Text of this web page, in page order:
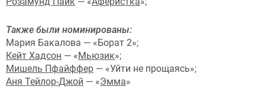
Также были номинированы:
Мария Бакалова — «Борат 2»;
Кейт Хадсон — «Мьюзик»;
Мишель Пфайффер — «Уйти не прощаясь»;
Аня Тейлор-Джой — «Эмма»